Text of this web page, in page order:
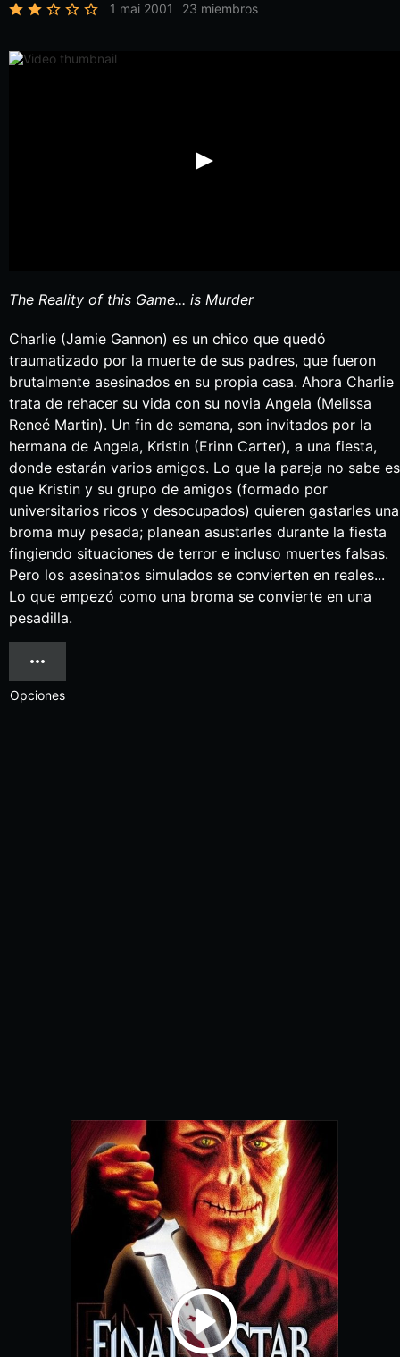
1 mai 2001 23 miembros
The Reality of this Game... is Murder
Charlie (Jamie Gannon) es un chico que quedó
traumatizado por la muerte de sus padres, que fueron
brutalmente asesinados en su propia casa. Ahora Charlie
trata de rehacer su vida con su novia Angela (Melissa
Reneé Martin). Un fin de semana, son invitados por la
hermana de Angela, Kristin (Erinn Carter), a una fiesta,
donde estarán varios amigos. Lo que la pareja no sabe es
que Kristin y su grupo de amigos (formado por
universitarios ricos y desocupados) quieren gastarles una
broma muy pesada; planean asustarles durante la fiesta
fingiendo situaciones de terror e incluso muertes falsas.
Pero los asesinatos simulados se convierten en reales...
Lo que empezó como una broma se convierte en una
pesadilla.
Opciones